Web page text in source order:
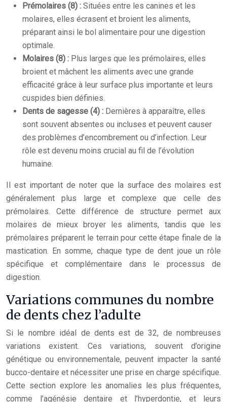
Prémolaires (8) : Situées entre les canines et les
molaires, elles écrasent et broient les aliments,
préparant ainsi le bol alimentaire pour une digestion
optimale.
Molaires (8) : Plus larges que les prémolaires, elles
broient et mâchent les aliments avec une grande
efficacité grâce à leur surface plus importante et leurs
cuspides bien définies.
Dents de sagesse (4) : Dernières à apparaître, elles
sont souvent absentes ou incluses et peuvent causer
des problèmes d’encombrement ou d’infection. Leur
rôle est devenu moins crucial au fil de l’évolution
humaine.
Il est important de noter que la surface des molaires est
généralement plus large et complexe que celle des
prémolaires. Cette différence de structure permet aux
molaires de mieux broyer les aliments, tandis que les
prémolaires préparent le terrain pour cette étape finale de la
mastication. En somme, chaque type de dent joue un rôle
spécifique et complémentaire dans le processus de
digestion.
Variations communes du nombre
de dents chez l’adulte
Si le nombre idéal de dents est de 32, de nombreuses
variations existent. Ces variations, souvent d’origine
génétique ou environnementale, peuvent impacter la santé
bucco-dentaire et nécessiter une prise en charge spécifique.
Cette section explore les anomalies les plus fréquentes,
comme l’agénésie dentaire et l’hyperdontie, et leurs